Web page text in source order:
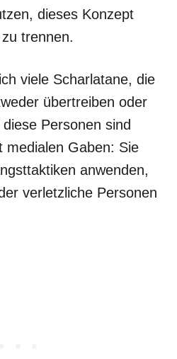
dieses Konzept
trennen.
viele Scharlatane, die
übertreiben oder
Personen sind
medialen Gaben: Sie
anwenden,
verletzliche Personen